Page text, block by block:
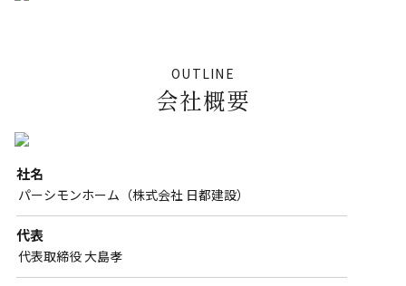
OUTLINE
会社概要
社名
パーシモンホーム（株式会社 日都建設）
代表
代表取締役 大島孝